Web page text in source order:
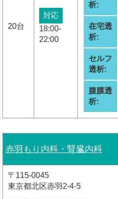
20台
対応
18:00-
22:00
析:
在宅透
析:
セルフ
透析:
腹膜透
析:
赤羽もり内科・腎臓内科
〒115-0045
東京都北区赤羽2-4-5